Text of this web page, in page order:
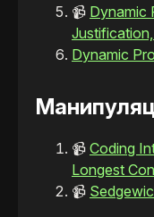
📹 Dynamic
Dynamic
📹 Coding
Longest
📹